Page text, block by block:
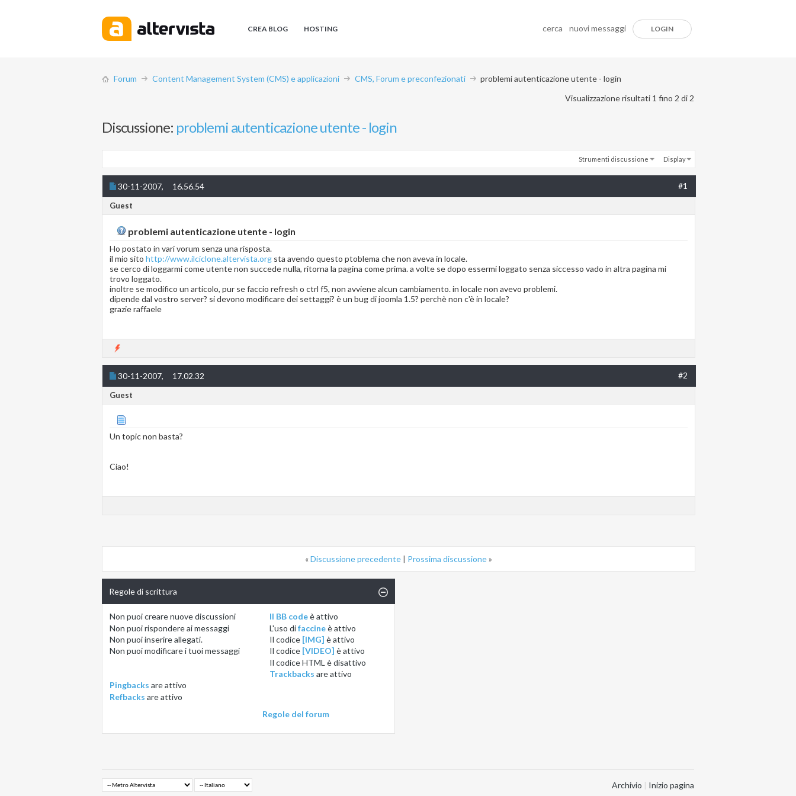
CREA BLOG HOSTING cerca nuovi messaggi LOGIN
Forum Content Management System (CMS) e applicazioni CMS, Forum e preconfezionati
problemi autenticazione utente - login
Visualizzazione risultati 1 fino 2 di 2
Discussione: problemi autenticazione utente - login
Strumenti discussione Display
30-11-2007, 16.56.54 #1
Guest
problemi autenticazione utente - login
Ho postato in vari vorum senza una risposta.
il mio sito http://www.ilciclone.altervista.org sta avendo questo ptoblema che non aveva in locale.
se cerco di loggarmi come utente non succede nulla, ritorna la pagina come prima. a volte se dopo essermi loggato senza siccesso vado in altra pagina mi
trovo loggato.
inoltre se modifico un articolo, pur se faccio refresh o ctrl f5, non avviene alcun cambiamento. in locale non avevo problemi.
dipende dal vostro server? si devono modificare dei settaggi? è un bug di joomla 1.5? perchè non c'è in locale?
grazie raffaele
30-11-2007, 17.02.32 #2
Guest
Un topic non basta?
Ciao!
«Discussione precedente | Prossima discussione»
Regole di scrittura
Non puoicreare nuove discussioni
Non puoirispondere ai messaggi
Non puoiinserire allegati.
Non puoimodificare i tuoi messaggi
Il BB codeèattivo
L'uso difaccineèattivo
Il codice [IMG] èattivo
Il codice [VIDEO] èattivo
Il codice HTML èdisattivo
Trackbacks areattivo
Pingbacks areattivo
Refbacks areattivo
Regole del forum
Archivio | Inizio pagina